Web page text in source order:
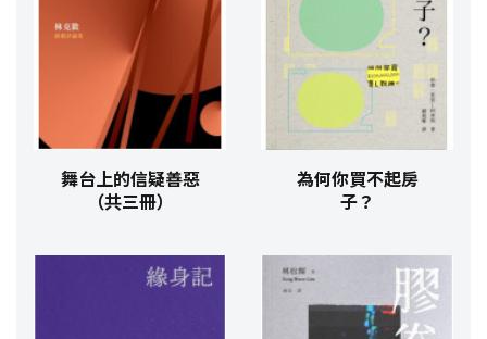
舞台上的信疑善惡
（共三冊）
為何你買不起房
子？